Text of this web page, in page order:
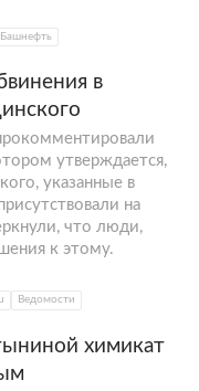
Башнефть
в
утверждается,
указанные в
на
что люди,
к этому.
Ведомости
химикат